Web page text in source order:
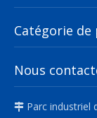
Catégorie
Nous
 Parc industriel